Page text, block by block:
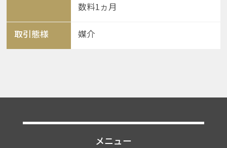
数料1ヵ月
取引態様 媒介
メニュー